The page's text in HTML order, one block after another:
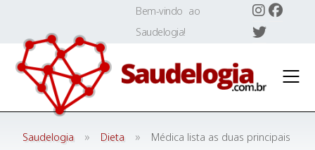
content
Bem-vindo ao
Saudelogia!
Saudelogia » Dieta »
Médica lista as duas principais